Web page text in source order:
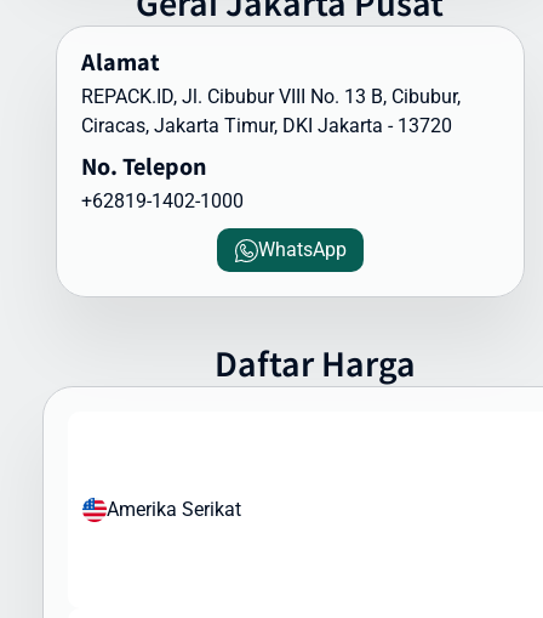
Untuk memastikan pengiriman dokumen ke Italia berjalan lancar,
pastikan dokumen Anda dikemas dengan aman dalam amplop
khusus dan dilengkapi dengan daftar isi yang jelas. Tim Intrasia.id
siap membantu Anda menyiapkan dokumen pengiriman yang
diperlukan, termasuk formulir bea cukai dan deklarasi barang.
Barang yang Dapat Dikirim ke Italia
Intrasia.id dapat membantu Anda mengirimkan berbagai jenis
barang ke Italia, namun perlu diperhatikan bahwa ada regulasi
khusus yang perlu dipatuhi. Berikut jenis barang yang umum
dikirim ke Italia:
Mainan dan barang koleksi
Buku dan media cetak
Alamat
REPACK.ID, Jl. Cibubur VIII No. 13 B, Cibubur,
Ciracas, Jakarta Timur, DKI Jakarta - 13720
No. Telepon
+62819-1402-1000
WhatsApp
Daftar Harga
Amerika Serikat